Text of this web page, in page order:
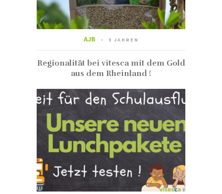
AJB 5 JAHREN
Regionalität bei vitesca mit dem Gold
aus dem Rheinland !